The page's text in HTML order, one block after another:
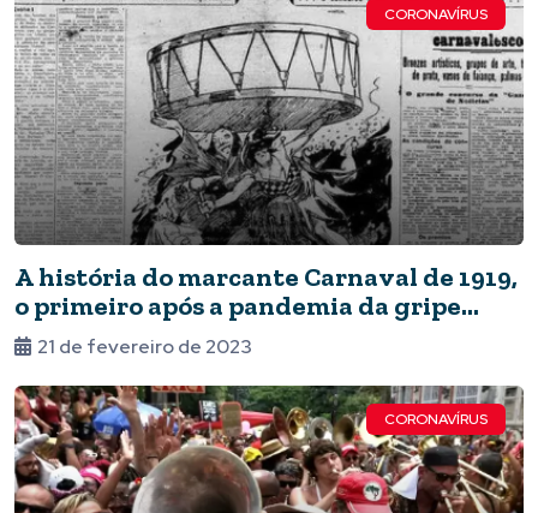
CORONAVÍRUS
A história do marcante Carnaval de 1919,
o primeiro após a pandemia da gripe
espanhola
21 de fevereiro de 2023
CORONAVÍRUS